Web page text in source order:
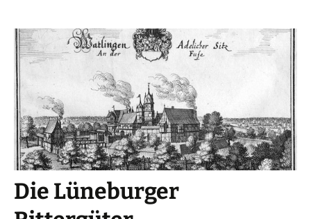
Die Lüneburger